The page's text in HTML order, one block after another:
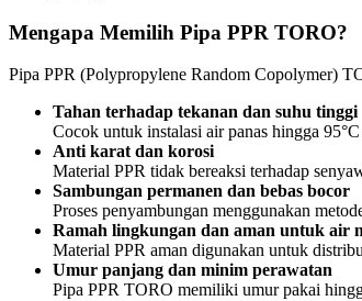
Mengapa Memilih Pipa PPR TORO?
Pipa PPR (Polypropylene Random Copolymer)
Tahan terhadap tekanan dan suhu tinggi
Cocok untuk instalasi air panas hingga
Anti karat dan korosi
Material PPR tidak bereaksi terhadap
Sambungan permanen dan bebas bocor
Proses penyambungan menggunakan
Ramah lingkungan dan aman untuk air
Material PPR aman digunakan untuk
Umur panjang dan minim perawatan
Pipa PPR TORO memiliki umur pakai